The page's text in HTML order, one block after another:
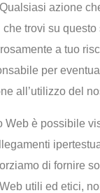
azione
trovi su questo
a tuo
per
all’utilizzo del
Web è possibile
di fornire
utili ed etici,